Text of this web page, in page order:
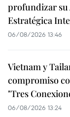
profundizar su
Estratégica
06/08/2026 13:46
Vietnam y
compromiso
"Tres
06/08/2026 13:24